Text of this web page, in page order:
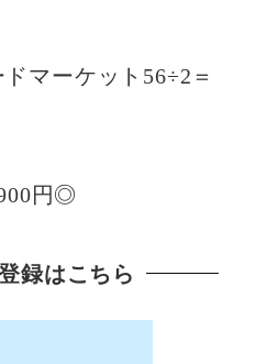
マーケット56÷2＝
円◎
録はこちら